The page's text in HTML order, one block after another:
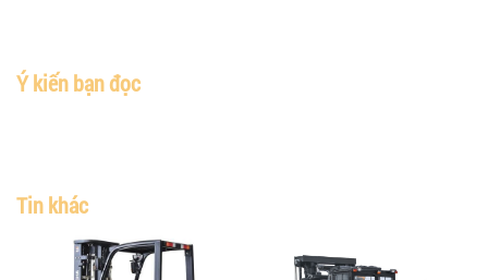
Ý kiến bạn đọc
Tin khác